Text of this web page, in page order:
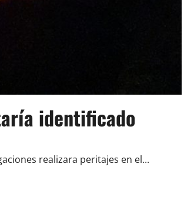
identificado
realizara peritajes en el...